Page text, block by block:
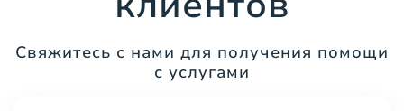
Свяжитесь с нами для получения помощи
с услугами